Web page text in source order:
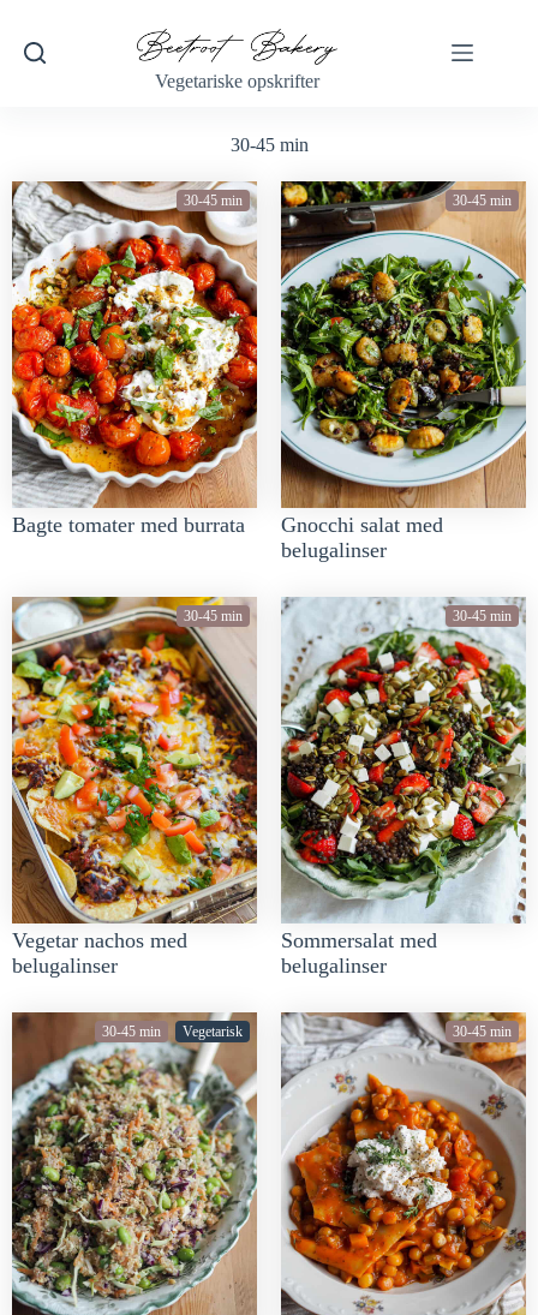
Vegetariske opskrifter
30-45 min
30-45 min
Bagte tomater med burrata
30-45 min
Gnocchi salat med
belugalinser
30-45 min
Vegetar nachos med
belugalinser
30-45 min
Sommersalat med
belugalinser
30-45 min Vegetarisk 30-45 min